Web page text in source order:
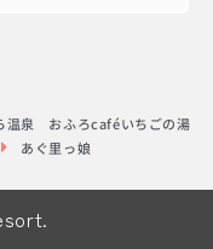
温泉 おふろcaféいちごの湯
あぐ里っ娘